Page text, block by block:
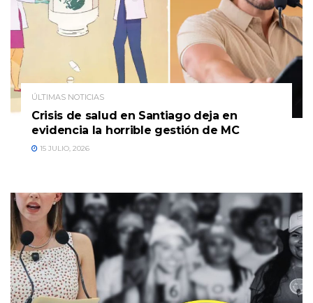
ÚLTIMAS NOTICIAS
Crisis de salud en Santiago deja en
evidencia la horrible gestión de MC
15 JULIO, 2026